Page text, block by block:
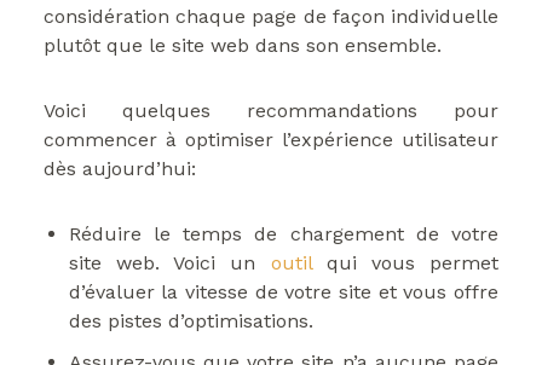
considération chaque page de façon individuelle
plutôt que le site web dans son ensemble.
Voici quelques recommandations pour
commencer à optimiser l’expérience utilisateur
dès aujourd’hui:
Réduire le temps de chargement de votre
site web. Voici un outilqui vous permet
d’évaluer la vitesse de votre site et vous offre
des pistes d’optimisations.